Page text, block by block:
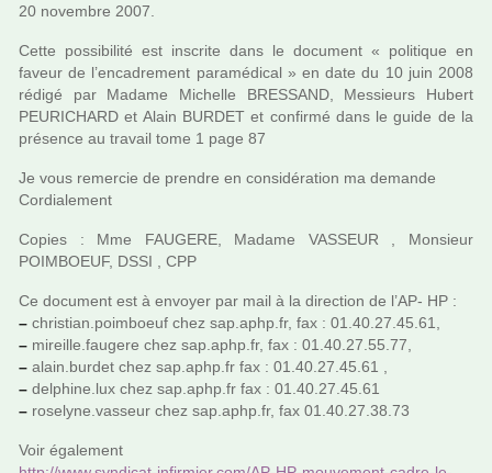
20 novem­bre 2007.
Cette pos­si­bi­lité est ins­crite dans le docu­ment « poli­ti­que en
faveur de l’enca­dre­ment para­mé­di­cal » en date du 10 juin 2008
rédigé par Madame Michelle BRESSAND, Messieurs Hubert
PEURICHARD et Alain BURDET et confirmé dans le guide de la
pré­sence au tra­vail tome 1 page 87
Je vous remer­cie de pren­dre en consi­dé­ra­tion ma demande
Cordialement
Copies : Mme FAUGERE, Madame VASSEUR , Monsieur
POIMBOEUF, DSSI , CPP
Ce docu­ment est à envoyer par mail à la direc­tion de l’AP- HP :
– chris­tian.poim­boeuf chez sap.aphp.fr, fax : 01.40.27.45.61,
– mireille.fau­gere chez sap.aphp.fr, fax : 01.40.27.55.77,
– alain.burdet chez sap.aphp.fr fax : 01.40.27.45.61 ,
– del­phine.lux chez sap.aphp.fr fax : 01.40.27.45.61
– rose­lyne.vas­seur chez sap.aphp.fr, fax 01.40.27.38.73
Voir également